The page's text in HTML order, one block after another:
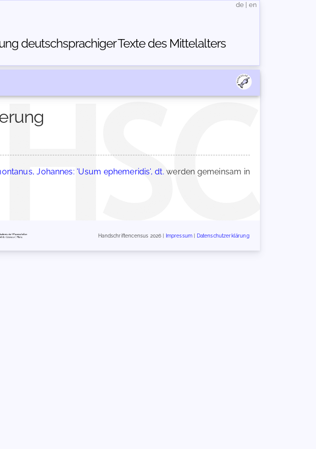
deutschsprachiger Texte des Mittelalters
de en
Johannes: 'Usum ephemeridis', dt. werden gemeinsam in
Handschriftencensus 2026 | Impressum Datenschutzerklärung